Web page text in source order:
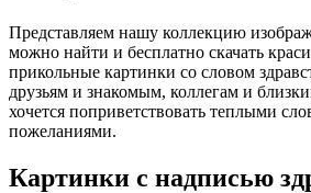
Представляем нашу коллекцию
можно найти и бесплатно скачать
прикольные картинки со словом
друзьям и знакомым, коллегам и
хочется поприветствовать теплыми
пожеланиями.
Картинки с надписью